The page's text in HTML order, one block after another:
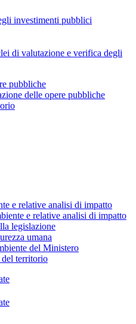
investimenti pubblici
di valutazione e verifica degli
pubbliche
delle opere pubbliche
e relative analisi di impatto
e relative analisi di impatto
legislazione
umana
del Ministero
territorio